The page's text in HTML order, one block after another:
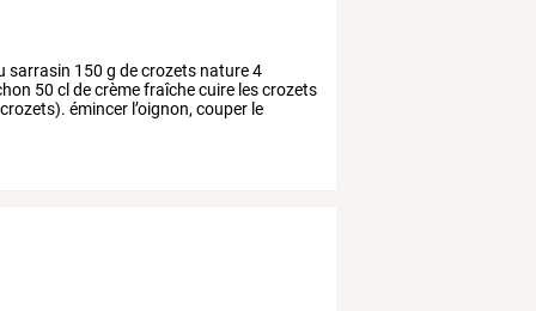
sarrasin 150 g decrozets nature4
50 cl decrèmefraîchecuire lescrozets
émincer l’oignon, couper le